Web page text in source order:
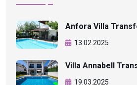
Anfora Villa
13.02.2025
Villa Annabell
19.03.2025